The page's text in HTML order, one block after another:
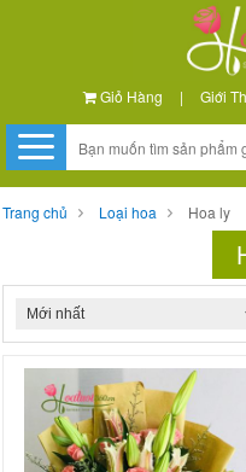
Giỏ Hàng | Giới
Trang chủ Loại hoa Hoa ly